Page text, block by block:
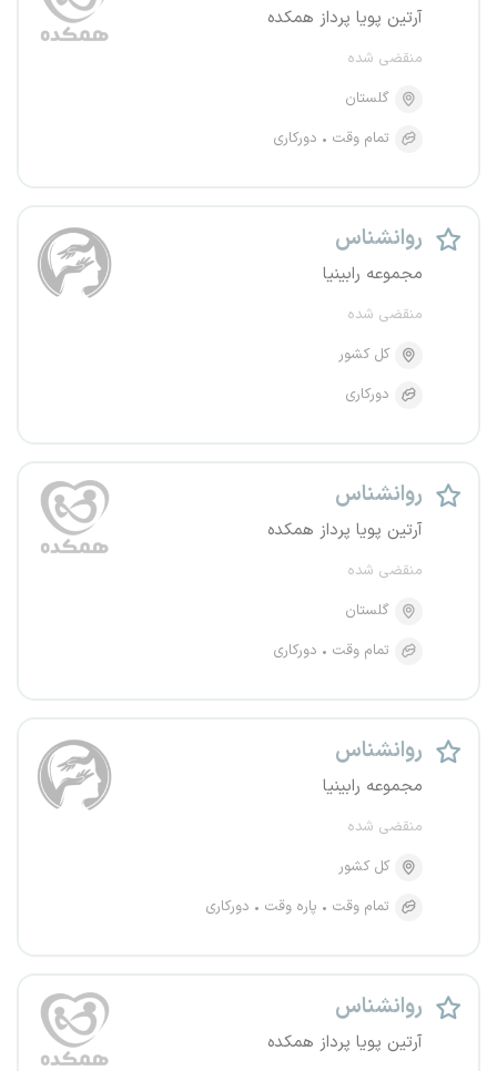
آرتین پویا پرداز همکده
منقضی شده
گلستان
تمام وقت
دورکاری
روانشناس
مجموعه رابینیا
منقضی شده
کل کشور
دورکاری
روانشناس
آرتین پویا پرداز همکده
منقضی شده
گلستان
تمام وقت
دورکاری
روانشناس
مجموعه رابینیا
منقضی شده
کل کشور
تمام وقت
پاره وقت دورکاری
روانشناس
آرتین پویا پرداز همکده